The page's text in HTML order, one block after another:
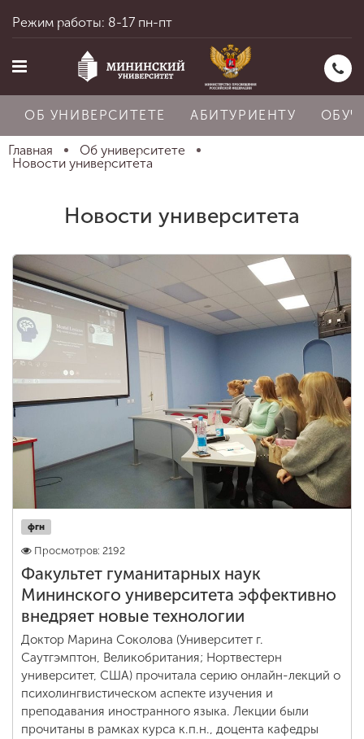
Об университете
Абитуриенту
Обучение
Международная
Другие виды
деятельности
Студенческая жизнь
Сведения об
образовательной
организации
Режим работы: 8-17 пн-пт
ОБ УНИВЕРСИТЕТЕ АБИТУРИЕНТУ
Главная
Об университете
Новости университета
Новости университета
фгн
Просмотров: 2192
Факультет гуманитарных наук
Мининского университета эффективно
внедряет новые технологии
Доктор Марина Соколова (Университет г.
Саутгэмптон, Великобритания; Нортвестерн
университет, США) прочитала серию онлайн-лекций о
психолингвистическом аспекте изучения и
преподавания иностранного языка. Лекции были
прочитаны в рамках курса к.п.н., доцента кафедры